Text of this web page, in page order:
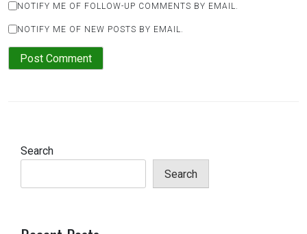
NOTIFY ME OF FOLLOW-UP COMMENTS BY EMAIL.
NOTIFY ME OF NEW POSTS BY EMAIL.
Search
Search